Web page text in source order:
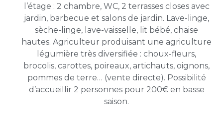
l’étage : 2 chambre, WC, 2 terrasses closes avec
jardin, barbecue et salons de jardin. Lave-linge,
sèche-linge, lave-vaisselle, lit bébé, chaise
hautes. Agriculteur produisant une agriculture
légumière très diversifiée : choux-fleurs,
brocolis, carottes, poireaux, artichauts, oignons,
pommes de terre… (vente directe). Possibilité
d’accueillir 2 personnes pour 200€ en basse
saison.